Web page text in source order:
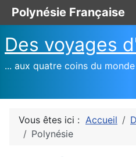
Des voyages
... aux quatre coins du monde
Vous êtes ici : Accueil
Polynésie
Polynésie Française